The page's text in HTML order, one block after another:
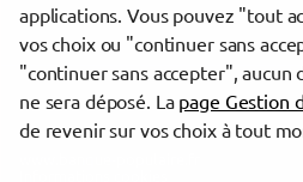
Le Bouscat
applications. Vous pouvez "tout
vos choix ou "continuer sans
"continuer sans accepter", aucun
ne sera déposé. La page Gestion
de revenir sur vos choix à tout